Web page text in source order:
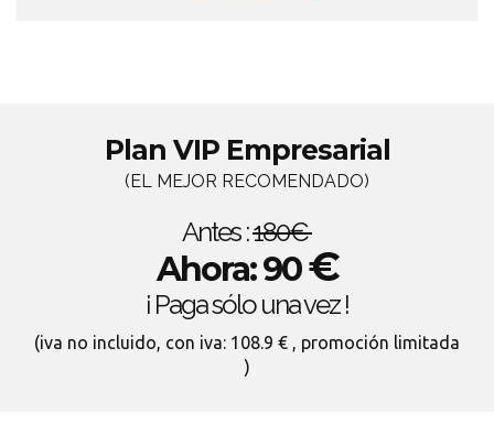
Plan VIP Empresarial
(EL MEJOR RECOMENDADO)
Antes :180€
Ahora: 90€
¡ Paga sólo una vez !
(iva no incluido, con iva: 108.9 € , promoción limitada
)